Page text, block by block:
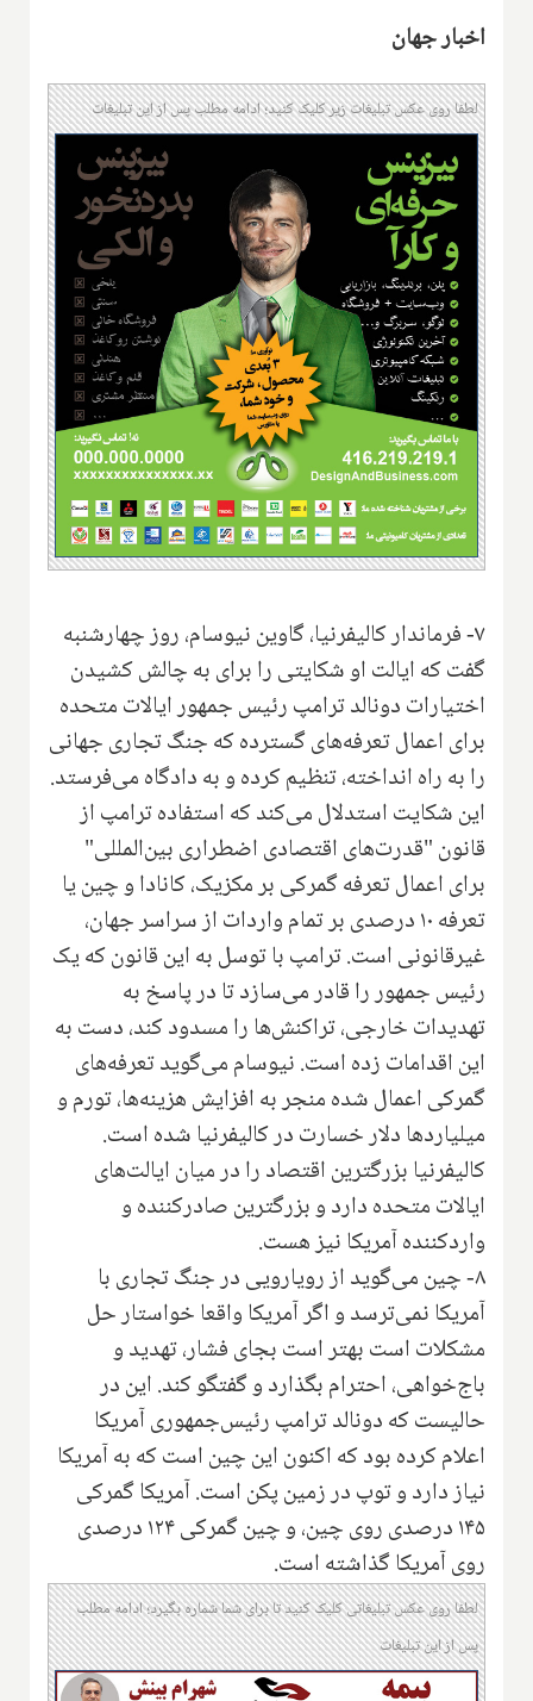
اخبار جهان
لطفا روی عکس تبلیغات زیر کلیک کنید؛ ادامه مطلب پس از این تبلیغات
۷- فرماندار کالیفرنیا، گاوین نیوسام، روز چهارشنبه
گفت که ایالت او شکایتی را برای به چالش کشیدن
اختیارات دونالد ترامپ رئیس جمهور ایالات متحده
برای اعمال تعرفه‌های گسترده که جنگ تجاری جهانی
را به راه انداخته، تنظیم کرده و به دادگاه می‌فرستد.
این شکایت استدلال می‌کند که استفاده ترامپ از
قانون "قدرت‌های اقتصادی اضطراری بین‌المللی"
برای اعمال تعرفه گمرکی بر مکزیک، کانادا و چین یا
تعرفه ۱۰ درصدی بر تمام واردات از سراسر جهان،
غیرقانونی است. ترامپ با توسل به این قانون که یک
رئیس جمهور را قادر می‌سازد تا در پاسخ به
تهدیدات خارجی، تراکنش‌ها را مسدود کند، دست به
این اقدامات زده است. نیوسام می‌گوید تعرفه‌های
گمرکی اعمال شده منجر به افزایش هزینه‌ها، تورم و
میلیاردها دلار خسارت در کالیفرنیا شده است.
کالیفرنیا بزرگترین اقتصاد را در میان ایالت‌های
ایالات متحده دارد و بزرگترین صادرکننده و
واردکننده آمریکا نیز هست.
۸- چین می‌گوید از رویارویی در جنگ تجاری با
آمریکا نمی‌ترسد و اگر آمریکا واقعا خواستار حل
مشکلات است بهتر است بجای فشار، تهدید و
باج‌خواهی، احترام بگذارد و گفتگو کند. این در
حالیست که دونالد ترامپ رئیس‌جمهوری آمریکا
اعلام کرده بود که اکنون این چین است که به آمریکا
نیاز دارد و توپ در زمین پکن است. آمریکا گمرکی
۱۴۵ درصدی روی چین، و چین گمرکی ۱۲۴ درصدی
روی آمریکا گذاشته است.
لطفا روی عکس تبلیغاتی کلیک کنید تا برای شما شماره بگیرد؛ ادامه مطلب
پس از این تبلیغات